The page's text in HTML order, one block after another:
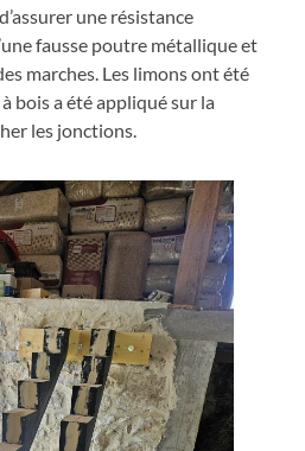
une résistance
fausse poutre métallique et
marches. Les limons ont été
bois a été appliqué sur la
les jonctions.